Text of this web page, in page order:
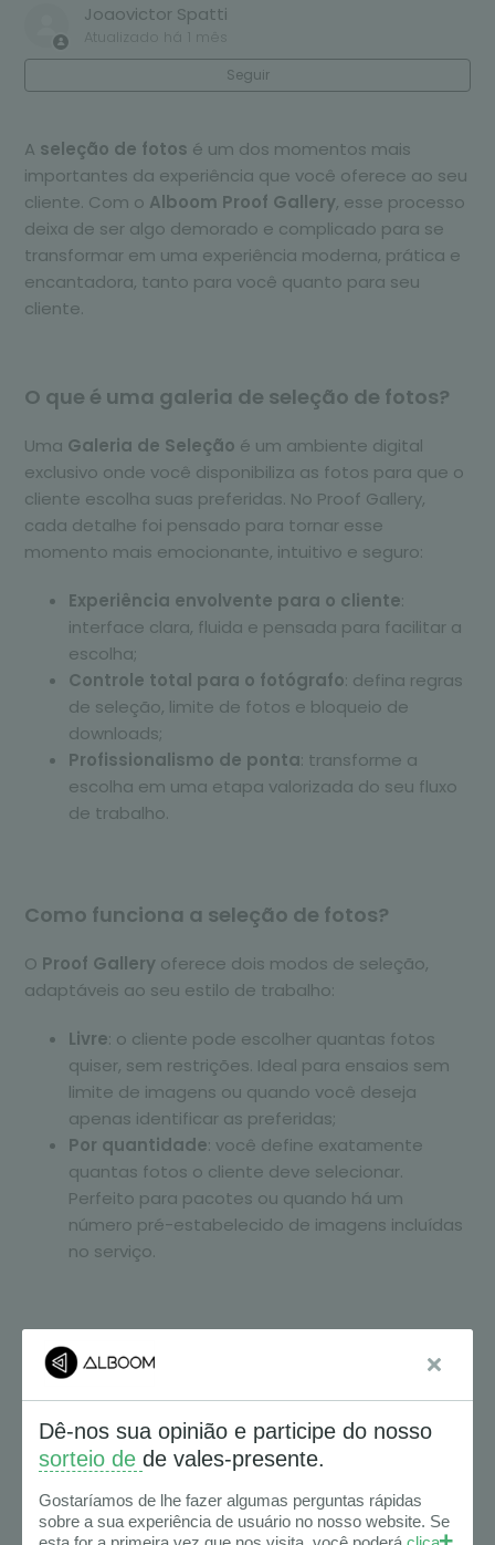
Galeria de venda de fotos com desconto
progressivo no Alboom Proof Gallery
automática após pagamento
Galeria de entrega de fotos e vídeos em alta
resolução + slideshow
Como personalizar o visual da sua galeria com
designs
proteção anti-cópia
Como proteger e personalizar o acesso às fotos
com reconhecimento facial
Como seu cliente recebe a as fotos após o
pagamento ser concluído
Joaovictor Spatti
Atualizado há 1 mês
Seguir
A seleção de fotos é um dos momentos mais
importantes da experiência que você oferece ao seu
cliente. Com o Alboom Proof Gallery, esse processo
deixa de ser algo demorado e complicado para se
transformar em uma experiência moderna, prática e
encantadora, tanto para você quanto para seu
cliente.
O que é uma galeria de seleção de fotos?
Uma Galeria de Seleção é um ambiente digital
exclusivo onde você disponibiliza as fotos para que o
cliente escolha suas preferidas. No Proof Gallery,
cada detalhe foi pensado para tornar esse
momento mais emocionante, intuitivo e seguro:
Experiência envolvente para o cliente:
interface clara, fluida e pensada para facilitar a
escolha;
Controle total para o fotógrafo: defina regras
de seleção, limite de fotos e bloqueio de
downloads;
Profissionalismo de ponta: transforme a
escolha em uma etapa valorizada do seu fluxo
de trabalho.
Como funciona a seleção de fotos?
O Proof Gallery oferece dois modos de seleção,
adaptáveis ao seu estilo de trabalho:
Livre: o cliente pode escolher quantas fotos
quiser, sem restrições. Ideal para ensaios sem
limite de imagens ou quando você deseja
apenas identificar as preferidas;
Por quantidade: você define exatamente
quantas fotos o cliente deve selecionar.
Perfeito para pacotes ou quando há um
número pré-estabelecido de imagens incluídas
no serviço.
Como criar uma galeria de seleção de
fotos
Acesse seu painel do Alboom Proof Gallery.
Clique em“Novo projeto”e escolha a opção
“Seleção e Venda”.